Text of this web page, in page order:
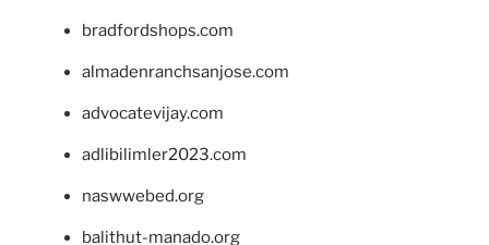
bradfordshops.com
almadenranchsanjose.com
advocatevijay.com
adlibilimler2023.com
naswwebed.org
balithut-manado.org